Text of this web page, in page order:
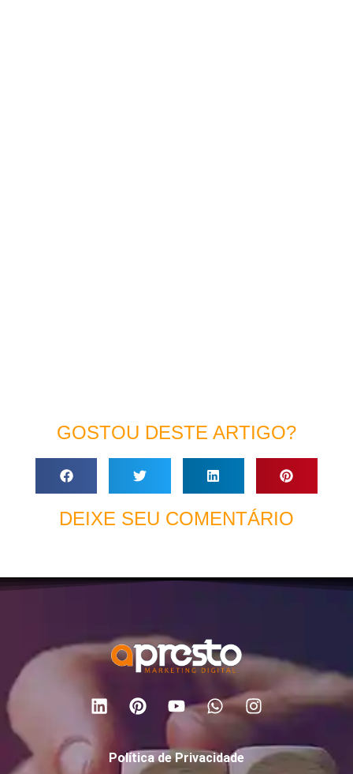
GOSTOU DESTE ARTIGO?
DEIXE SEU COMENTÁRIO
Política de Privacidade